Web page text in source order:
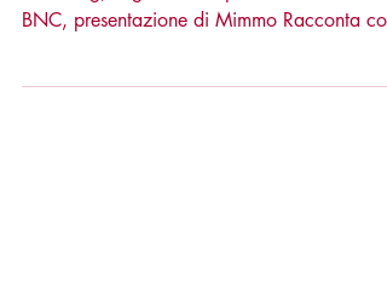
14 marzo alle ore 12:30 , in diretta
BNC, presentazione di Mimmo Racconta con